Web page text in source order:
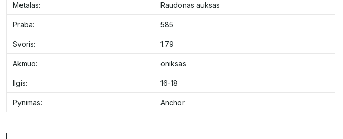
Metalas: Raudonas auksas
Praba: 585
Svoris: 1.79
Akmuo: oniksas
Ilgis: 16-18
Pynimas: Anchor